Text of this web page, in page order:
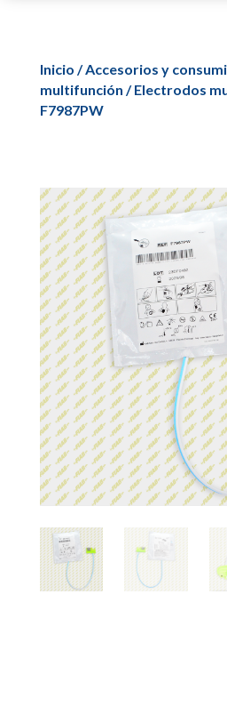
Inicio /Accesorios y
multifunción / Electrodos
F7987PW